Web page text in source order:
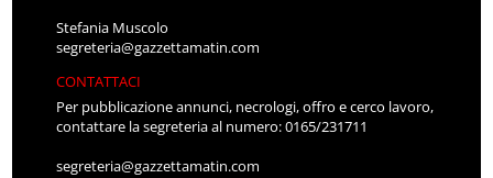
Stefania Muscolo
segreteria@gazzettamatin.com
CONTATTACI
Per pubblicazione annunci, necrologi, offro e cerco lavoro,
contattare la segreteria al numero: 0165/231711
segreteria@gazzettamatin.com